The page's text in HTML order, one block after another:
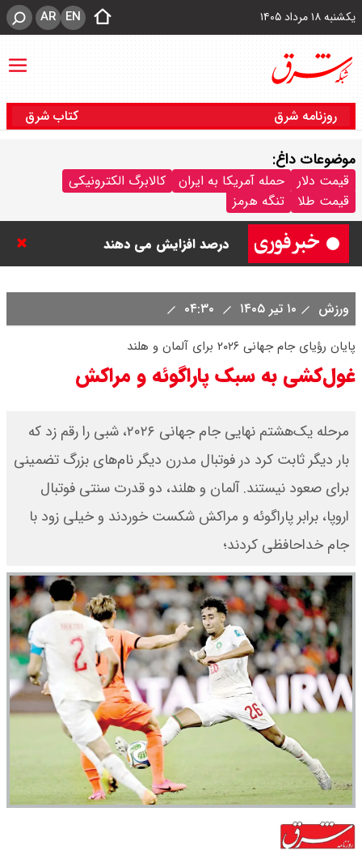
یکشنبه ۱۸ مرداد ۱۴۰۵ EN
AR
روزنامه شرق کتاب شرق
موضوعات داغ:
قیمت دلار حمله آمریکا به ایران
کالابرگ الکترونیکی
قیمت طلا
تنگه هرمز
بنزین برای دولت چقدر تمام می شود؟
درصد افزایش می دهند
کرد / درباره مشکلات کشور و تعامل
اقتصادی با طرفهای خارجی گفتگو شد
امیر جهانشاهی: پای نظامی آمریکایی
به ایران باز شود آن را قطع می‌کنیم +
ویدیو
ونس در بن‌بست سیاسی قرار دارد
ورزش ۱۰ تیر ۱۴۰۵
پایان رؤیای جام جهانی ۲۰۲۶ برای آلمان و هلند
غول‌کشی به سبک پاراگوئه و مراکش
مرحله یک‌هشتم نهایی جام جهانی ۲۰۲۶، شبی را رقم زد که
بار دیگر ثابت کرد در فوتبال مدرن دیگر نام‌های بزرگ تضمینی
برای صعود نیستند. آلمان و هلند، دو قدرت سنتی فوتبال
اروپا، برابر پاراگوئه و مراکش شکست خوردند و خیلی زود با
جام خداحافظی کردند؛